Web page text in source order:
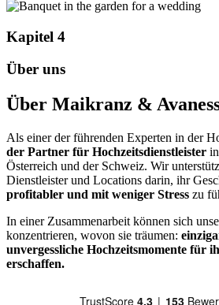
Kapitel 4
Über uns
Über Maikranz &
Als einer der führenden Experten in der
der Partner für Hochzeitsdienstleister
Österreich und der Schweiz. Wir
Dienstleister und Locations darin, ihr
profitabler und mit weniger Stress zu
In einer Zusammenarbeit können sich
konzentrieren, wovon sie träumen:
unvergessliche Hochzeitsmomente für
erschaffen.